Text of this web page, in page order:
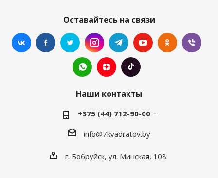
Оставайтесь на связи
Наши контакты
+375 (44) 712-90-00
info@7kvadratov.by
г. Бобруйск, ул. Минская, 108